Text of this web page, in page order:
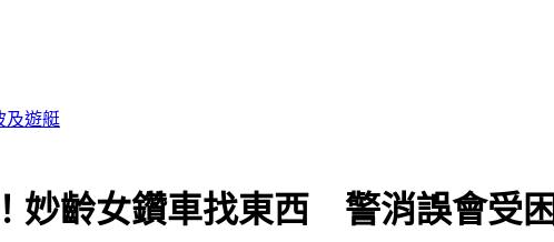
人證實了揭最新健康狀況
妙齡女鑽車找東西 警消誤會受困